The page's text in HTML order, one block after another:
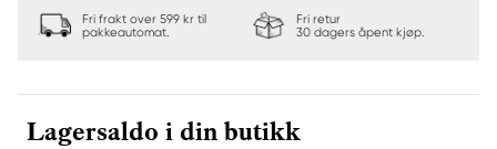
Fri frakt over 599 kr til
pakkeautomat.
Fri retur
30 dagers åpent kjøp.
Lagersaldo i din butikk